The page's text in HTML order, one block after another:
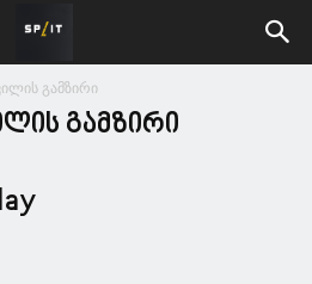
გამზირი
გამზირი